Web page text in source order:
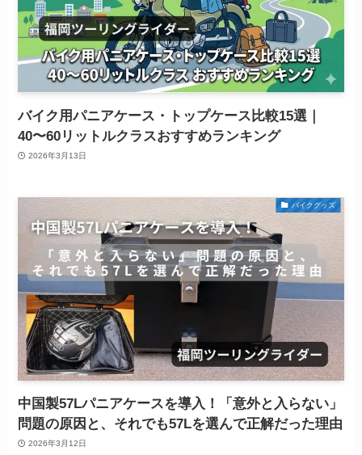
バイク用パニアケース・トップケース比較15選｜
40〜60リットルクラスおすすめランキング
2026年3月13日
バイクグッズ
中国製57Lパニアケースを導入！「意外と入らない」
問題の原因と、それでも57Lを選んで正解だった理由
2026年3月12日